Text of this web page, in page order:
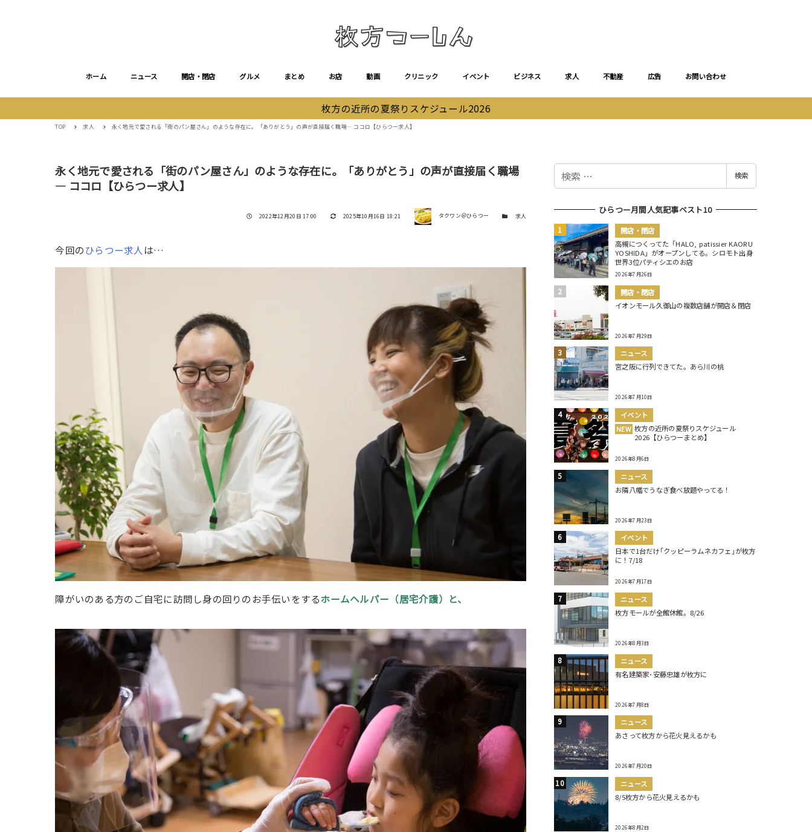
ホーム ニュース 開店・閉店 グルメ まとめ お店 動画 クリニック イベント ビジネス 求人 不動産 広告 お問い合わせ
枚方の近所の夏祭りスケジュール2026
TOP 求人 永く地元で愛される「街のパン屋さん」のような存在に。「ありがとう」の声が直接届く職場― ココロ【ひらつー求人】
永く地元で愛される「街のパン屋さん」のような存在に。「ありがとう」の声が直接届く職場
― ココロ【ひらつー求人】
投稿日
2022年12月20日 17:00 更新日
2025年10月16日 18:21 著者 タクワン＠ひらつー カテゴリー
求人
今回のひらつー求人 は…
障がいのある方のご自宅に訪問し身の回りのお手伝いをするホームヘルパー（居宅介護）と、
検
検索
ひらつー月間人気記事ベスト10
開店・閉店
高槻につくってた「HALO, patissier KAORU
YOSHIDA」がオープンしてる。シロモト出身
世界3位パティシエのお店
2026年7月26日
開店・閉店
イオンモール久御山の複数店舗が開店＆閉店
2026年7月29日
ニュース
宮之阪に行列できてた。あら川の桃
2026年7月10日
イベント
NEW 枚方の近所の夏祭りスケジュール
2026【ひらつーまとめ】
2026年8月6日
ニュース
お隣八幡でうなぎ食べ放題やってる！
2026年7月23日
イベント
日本で1台だけ｢クッピーラムネカフェ｣が枚方
に！7/18
2026年7月17日
ニュース
枚方モールが全館休館。8/26
2026年8月3日
ニュース
有名建築家･安藤忠雄が枚方に
2026年7月8日
ニュース
あさって枚方から花火見えるかも
2026年7月20日
ニュース
8/5枚方から花火見えるかも
2026年8月2日